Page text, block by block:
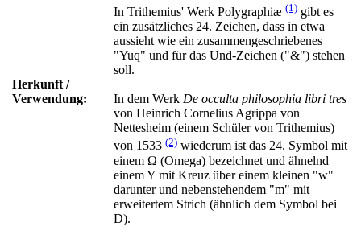
Herkunft /
Verwendung:
In Trithemius' Werk Polygraphiæ (1) gibt es
ein zusätzliches 24. Zeichen, dass in etwa
aussieht wie ein zusammengeschriebenes
"Yuq" und für das Und-Zeichen ("&") stehen
soll.
In dem Werk De occulta philosophia libri tres
von Heinrich Cornelius Agrippa von
Nettesheim (einem Schüler von Trithemius)
von 1533 (2) wiederum ist das 24. Symbol mit
einem Ω (Omega) bezeichnet und ähnelnd
einem Y mit Kreuz über einem kleinen "w"
darunter und nebenstehendem "m" mit
erweitertem Strich (ähnlich dem Symbol bei
D).